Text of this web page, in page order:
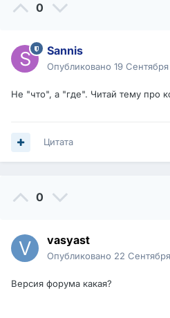
0
Sannis
Опубликовано 19
Не "что", а "где". Читай тему про
Цитата
0
vasyast
Опубликовано 22
Версия форума какая?